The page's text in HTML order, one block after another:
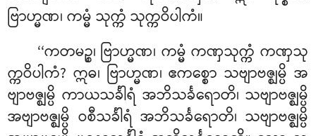
ဗြာဟ္မဏ၊ ကမ္မံ သုက္ကံ သုက္ကဝိပါကံ။
‘‘ကတမဉ္စ၊ ဗြာဟ္မဏ၊ ကမ္မံ ကဏှသုက္ကံ ကဏှသု
က္ကဝိပါကံ? ဣဓ၊ ဗြာဟ္မဏ၊ ဧကစ္စော သဗျာဗဇ္ဈမ္ပိ အ
ဗျာဗဇ္ဈမ္ပိ ကာယသင်္ခါရံ အဘိသင်္ခရောတိ၊ သဗျာဗဇ္ဈမ္ပိ
အဗျာဗဇ္ဈမ္ပိ ဝစီသင်္ခါရံ အဘိသင်္ခရောတိ၊ သဗျာဗဇ္ဈမ္ပိ